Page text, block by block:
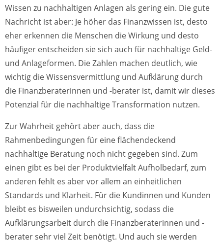
Wissen zu nachhaltigen Anlagen als gering ein. Die gute
Nachricht ist aber: Je höher das Finanzwissen ist, desto
eher erkennen die Menschen die Wirkung und desto
häufiger entscheiden sie sich auch für nachhaltige Geld-
und Anlageformen. Die Zahlen machen deutlich, wie
wichtig die Wissensvermittlung und Aufklärung durch
die Finanzberaterinnen und -berater ist, damit wir dieses
Potenzial für die nachhaltige Transformation nutzen.
Zur Wahrheit gehört aber auch, dass die
Rahmenbedingungen für eine flächendeckend
nachhaltige Beratung noch nicht gegeben sind. Zum
einen gibt es bei der Produktvielfalt Aufholbedarf, zum
anderen fehlt es aber vor allem an einheitlichen
Standards und Klarheit. Für die Kundinnen und Kunden
bleibt es bisweilen undurchsichtig, sodass die
Aufklärungsarbeit durch die Finanzberaterinnen und -
berater sehr viel Zeit benötigt. Und auch sie werden